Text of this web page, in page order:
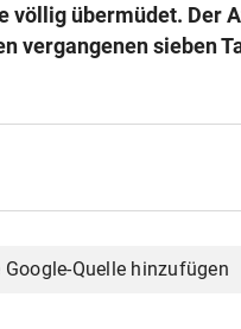
völlig übermüdet. Der
vergangenen sieben
Quelle hinzufügen